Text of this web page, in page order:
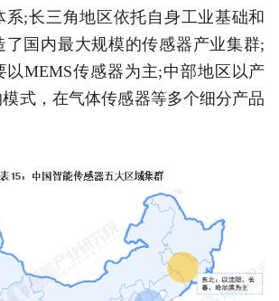
系;长三角地区依托自身工业基础和
了国内最大规模的传感器产业集群;
以MEMS传感器为主;中部地区以产
式，在气体传感器等多个细分产品